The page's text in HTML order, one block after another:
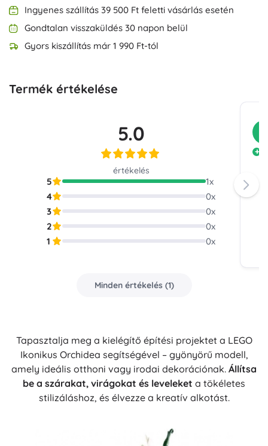
Ingyenes szállítás 39 500 Ft feletti vásárlás esetén
Gondtalan visszaküldés 30 napon belül
Gyors kiszállítás már 1 990 Ft-tól
Termék értékelése
5.0
értékelés
5 1x
4
0x
3
0x
2
0x
1
0x
Minden értékelés(1)
Tapasztalja meg a kielégítő építési projektet a LEGO
Ikonikus Orchidea segítségével – gyönyörű modell,
amely ideális otthoni vagy irodai dekorációnak. Állítsa
be a szárakat, virágokat és leveleket a tökéletes
stilizáláshoz, és élvezze a kreatív alkotást.